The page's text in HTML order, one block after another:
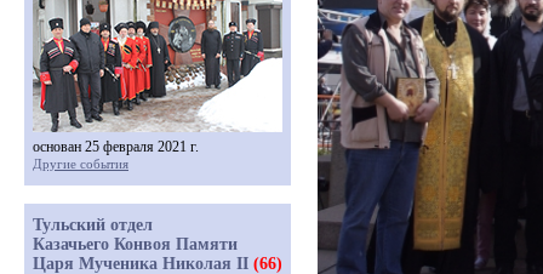
основан 25 февраля 2021 г.
Другие события
Тульский отдел
Казачьего Конвоя Памяти
Царя Мученика Николая II (66)